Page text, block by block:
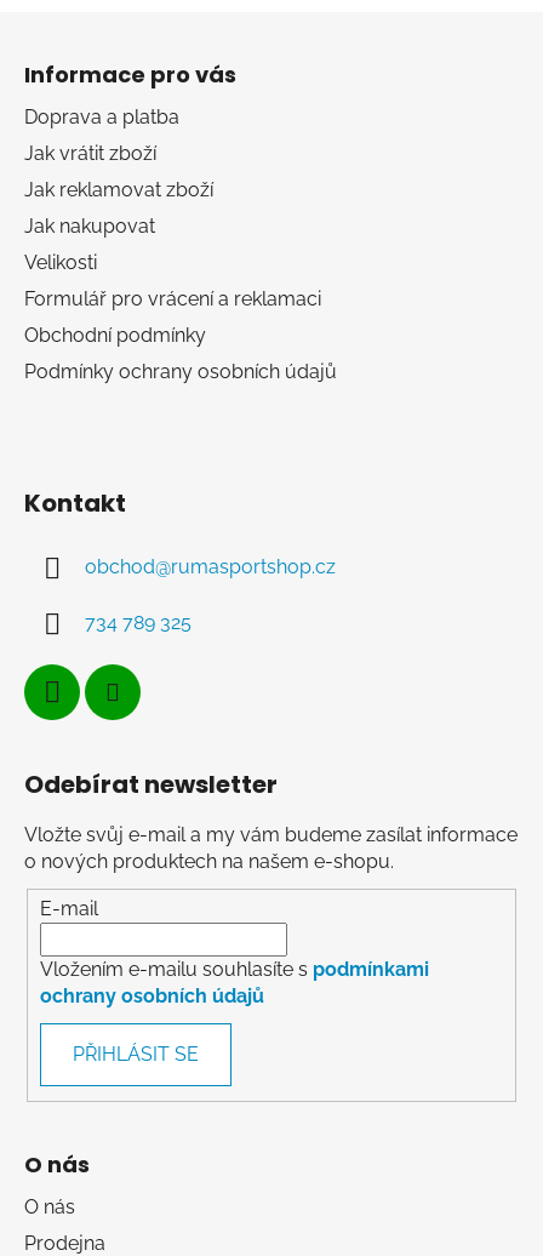
Informace pro vás
Doprava a platba
Jak vrátit zboží
Jak reklamovat zboží
Jak nakupovat
Velikosti
Formulář pro vrácení a reklamaci
Obchodní podmínky
Podmínky ochrany osobních údajů
Kontakt
obchod@rumasportshop.cz
734 789 325
Odebírat newsletter
Vložte svůj e-mail a my vám budeme zasílat informace
o nových produktech na našem e-shopu.
E-mail
Vložením e-mailu souhlasíte s podmínkami
ochrany osobních údajů
PŘIHLÁSIT SE
O nás
O nás
Prodejna